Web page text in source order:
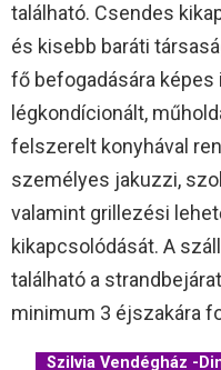
található. Csendes
és kisebb baráti
fő befogadására
légkondícionált,
felszerelt konyhával
személyes jakuzzi,
valamint grillezési
kikapcsolódását. A
található a
minimum 3 éjszakára
Szilvia Vendégház -